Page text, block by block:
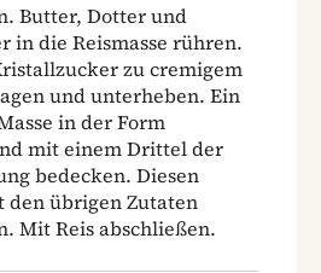
Butter, Dotter und
in die Reismasse rühren.
zu cremigem
und unterheben. Ein
in der Form
mit einem Drittel der
bedecken. Diesen
den übrigen Zutaten
Mit Reis abschließen.